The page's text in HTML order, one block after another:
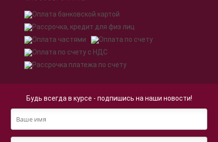
Будь всегда в курсе - подпишись на наши новости!